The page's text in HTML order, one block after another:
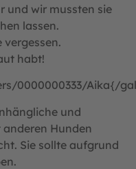
und wir mussten sie
lassen.
vergessen.
habt!
0000000333/Aika{/
und
Hunden
Sie sollte aufgrund